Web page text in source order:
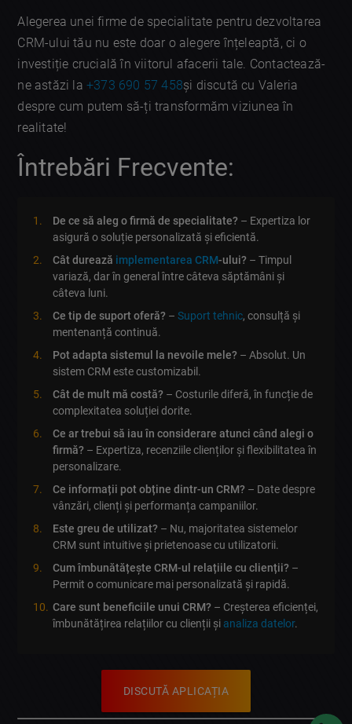
Alegerea unei firme de specialitate pentru dezvoltarea
CRM-ului tău nu este doar o alegere înțeleaptă, ci o
investiție crucială în viitorul afacerii tale. Contactează-
ne astăzi la+373 690 57 458și discută cu Valeria
despre cum putem să-ți transformăm viziunea în
realitate!
Întrebări Frecvente:
De ce să aleg o firmă de specialitate? – Expertiza lor
asigură o soluție personalizată și eficientă.
Cât durează implementarea CRM-ului? – Timpul
variază, dar în general între câteva săptămâni și
câteva luni.
Ce tip de suport oferă? –Suport tehnic, consulță și
mentenanță continuă.
Pot adapta sistemul la nevoile mele? – Absolut. Un
sistem CRM este customizabil.
Cât de mult mă costă? – Costurile diferă, în funcție de
complexitatea soluției dorite.
Ce ar trebui să iau în considerare atunci când alegi o
firmă? – Expertiza, recenziile clienților și flexibilitatea în
personalizare.
Ce informații pot obține dintr-un CRM? – Date despre
vânzări, clienți și performanța campaniilor.
Este greu de utilizat? – Nu, majoritatea sistemelor
CRM sunt intuitive și prietenoase cu utilizatorii.
Cum îmbunătățește CRM-ul relațiile cu clienții? –
Permit o comunicare mai personalizată și rapidă.
Care sunt beneficiile unui CRM? – Creșterea eficienței,
îmbunătățirea relațiilor cu clienții și analiza datelor.
DISCUTĂ APLICAȚIA